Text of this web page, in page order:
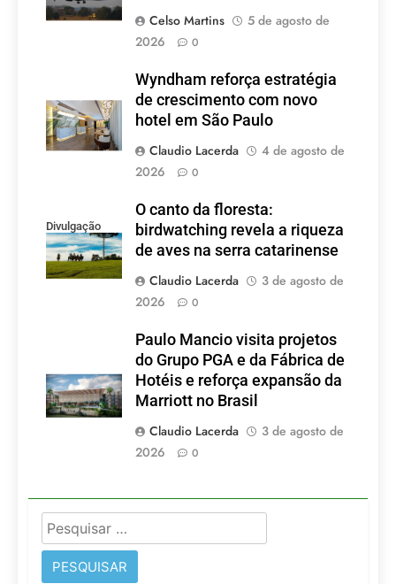
Celso Martins
5 de agosto de
2026
0
Wyndham reforça estratégia
de crescimento com novo
hotel em São Paulo
Claudio Lacerda
4 de agosto de
2026
0
Divulgação
O canto da floresta:
birdwatching revela a riqueza
de aves na serra catarinense
Claudio Lacerda
3 de agosto de
2026
0
Paulo Mancio visita projetos
do Grupo PGA e da Fábrica de
Hotéis e reforça expansão da
Marriott no Brasil
Claudio Lacerda
3 de agosto de
2026
0
Pesquisar
por: